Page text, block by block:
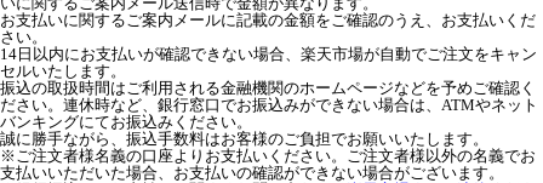
お支払いに関するご案内メールに記載の金額をご確認のうえ、お支払いくだ
さい。
14日以内にお支払いが確認できない場合、楽天市場が自動でご注文をキャン
セルいたします。
振込の取扱時間はご利用される金融機関のホームページなどを予めご確認く
ださい。連休時など、銀行窓口でお振込みができない場合は、ATMやネット
バンキングにてお振込みください。
誠に勝手ながら、振込手数料はお客様のご負担でお願いいたします。
※ご注文者様名義の口座よりお支払いください。ご注文者様以外の名義でお
支払いいただいた場合、お支払いの確認ができない場合がございます。